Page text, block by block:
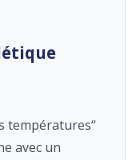
températures“
avec un